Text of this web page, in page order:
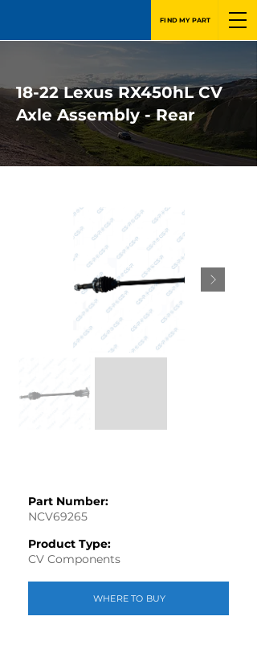
FIND MY PART
18-22 Lexus RX450hL CV
Axle Assembly - Rear
Part Number:
NCV69265
Product Type:
CV Components
WHERE TO BUY